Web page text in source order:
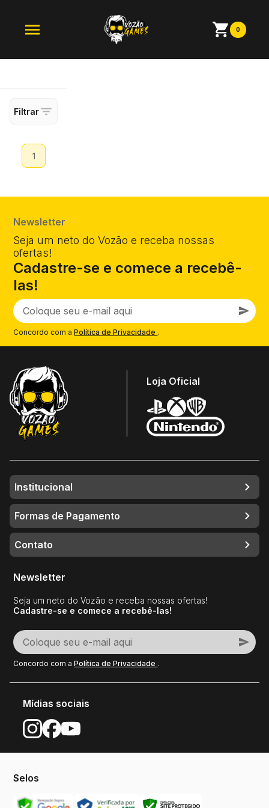
0
Filtrar
1
Newsletter
Seja um neto do Vozão e receba nossas
ofertas!
Cadastre-se e comece a recebê-
las!
Concordo com aPolítica de Privacidade .
Loja Oficial
Institucional
Formas de Pagamento
Contato
Newsletter
Seja um neto do Vozão e receba nossas ofertas!
Cadastre-se e comece a recebê-las!
Concordo com aPolítica de Privacidade .
Mídias sociais
Selos